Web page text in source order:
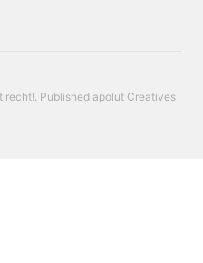
Published apolut Creatives